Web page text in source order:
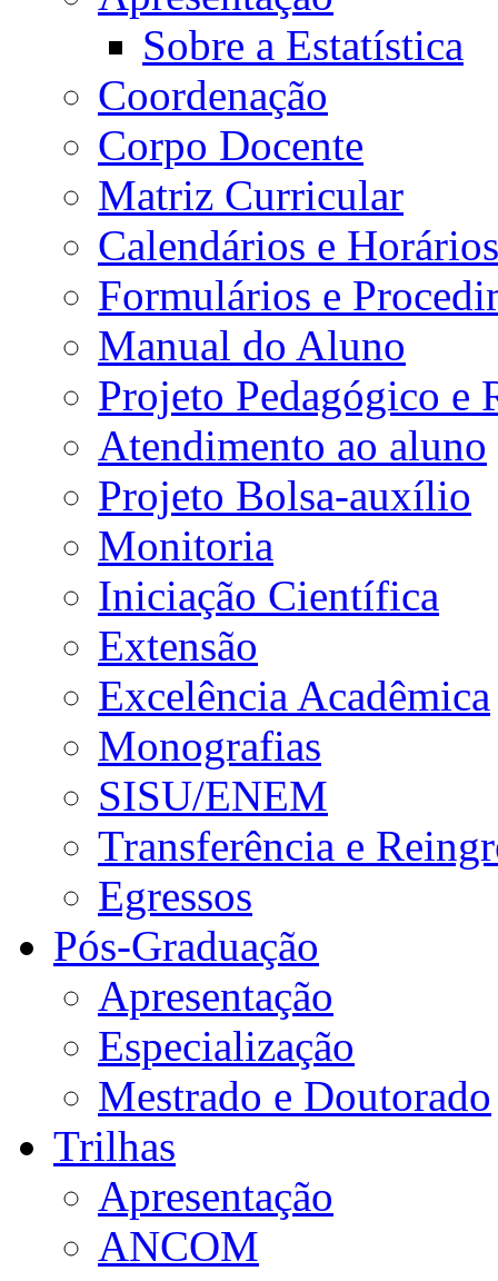
Sobre a Estatística
Coordenação
Corpo Docente
Matriz Curricular
Calendários e Horários
Formulários e
Manual do Aluno
Projeto Pedagógico e
Atendimento ao aluno
Projeto Bolsa-auxílio
Monitoria
Iniciação Científica
Extensão
Excelência Acadêmica
Monografias
SISU/ENEM
Transferência e
Egressos
Pós-Graduação
Apresentação
Especialização
Mestrado e Doutorado
Trilhas
Apresentação
ANCOM